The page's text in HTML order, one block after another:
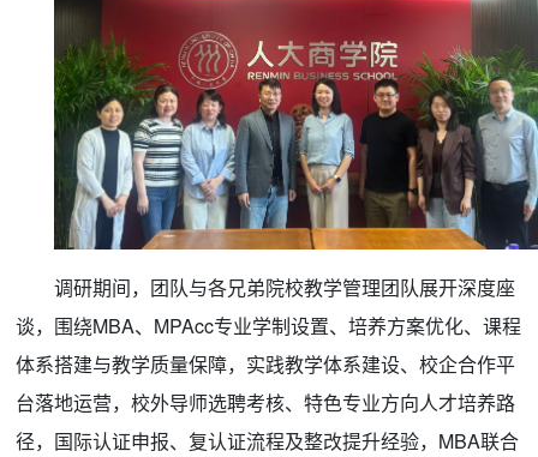
调研期间，团队与各兄弟院校教学管理团队展开深度座
谈，围绕MBA、MPAcc专业学制设置、培养方案优化、课程
体系搭建与教学质量保障，实践教学体系建设、校企合作平
台落地运营，校外导师选聘考核、特色专业方向人才培养路
径，国际认证申报、复认证流程及整改提升经验，MBA联合